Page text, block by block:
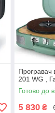
Програвач
201 WG ,
Готово до
5 830 ₴